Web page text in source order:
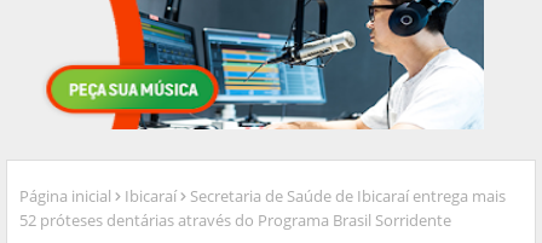
Página inicial Ibicaraí
Secretaria de Saúde de Ibicaraí entrega mais
52 próteses dentárias através do Programa Brasil Sorridente